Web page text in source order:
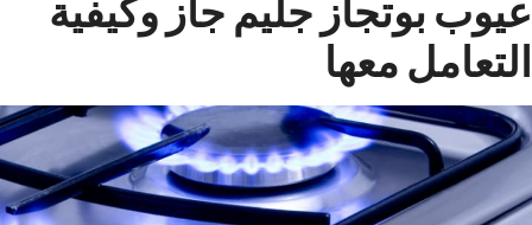
عيوب بوتجاز جليم جاز وكيفية
التعامل معها